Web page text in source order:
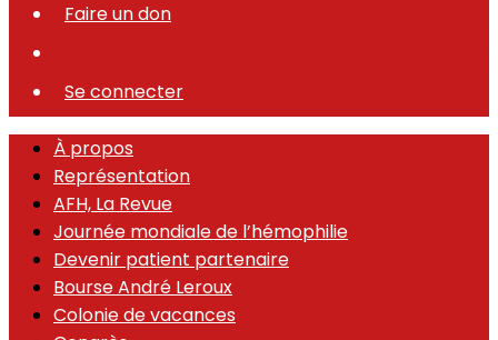
Faire un don
Se connecter
À propos
Représentation
AFH, La Revue
Journée mondiale de l’hémophilie
Devenir patient partenaire
Bourse André Leroux
Colonie de vacances